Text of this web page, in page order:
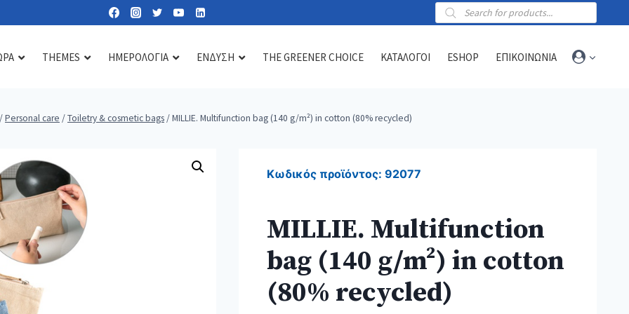
Products
search
THEMES ΗΜΕΡΟΛΟΓΙΑ ΕΝΔΥΣΗ THE GREENER CHOICE ΚΑΤΑΛΟΓΟΙ ESHOP ΕΠΙΚΟΙΝΩΝΙΑ
/Personal care /Toiletry & cosmetic bags /MILLIE. Multifunction bag (140 g/m²) in cotton (80% recycled)
Κωδικός προϊόντος: 92077
MILLIE. Multifunction
bag (140 g/m²) in cotton
(80% recycled)